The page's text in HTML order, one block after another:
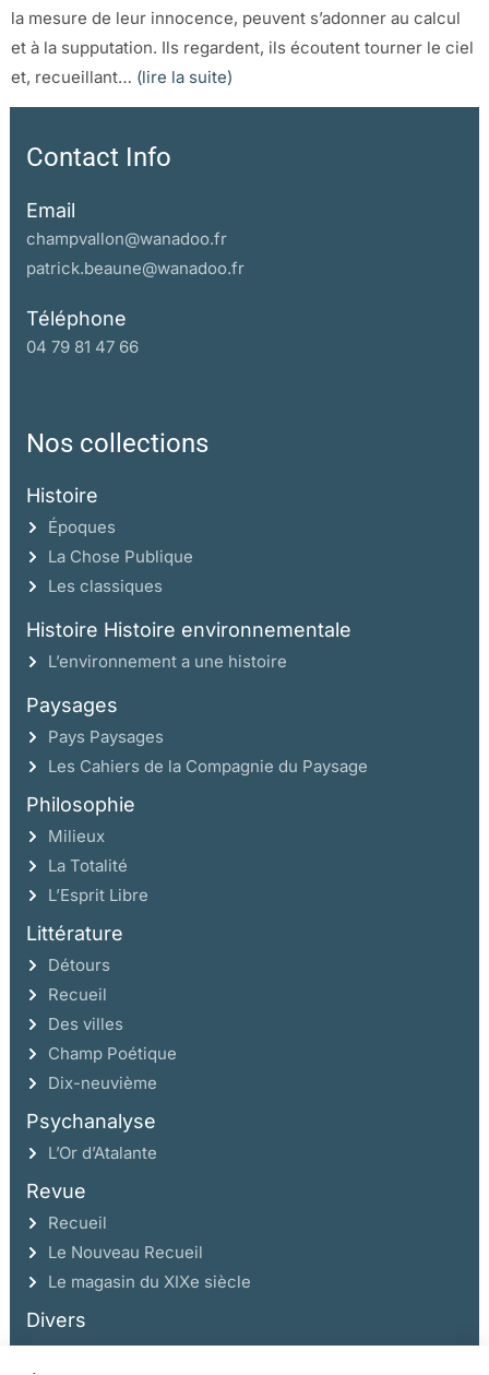
la mesure de leur innocence, peuvent s’adonner au calcul
et à la supputation. Ils regardent, ils écoutent tourner le ciel
et, recueillant… (lire la suite)
Contact Info
Email
champvallon@wanadoo.fr
patrick.beaune@wanadoo.fr
Téléphone
04 79 81 47 66
Nos collections
Histoire
Époques
La Chose Publique
Les classiques
Histoire Histoire environnementale
L’environnement a une histoire
Paysages
Pays Paysages
Les Cahiers de la Compagnie du Paysage
Philosophie
Milieux
La Totalité
L’Esprit Libre
Littérature
Détours
Recueil
Des villes
Champ Poétique
Dix-neuvième
Psychanalyse
L’Or d’Atalante
Revue
Recueil
Le Nouveau Recueil
Le magasin du XIXe siècle
Divers